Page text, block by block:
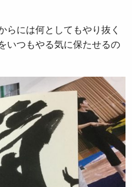
らには何としてもやり抜く
いつもやる気に保たせるの